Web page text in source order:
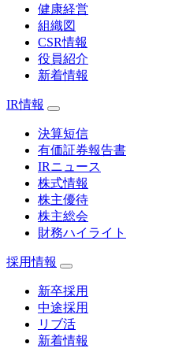
健康経営
組織図
CSR情報
役員紹介
新着情報
IR情報
決算短信
有価証券報告書
IRニュース
株式情報
株主優待
株主総会
財務ハイライト
採用情報
新卒採用
中途採用
リブ活
新着情報